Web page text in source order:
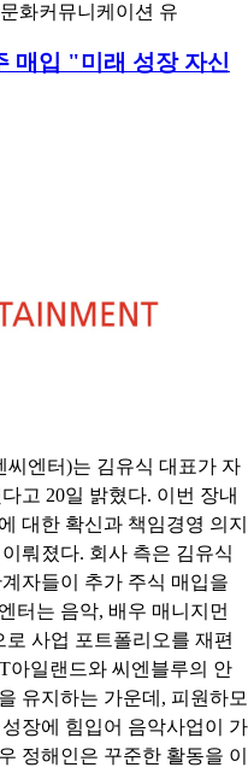
화커뮤니케이션 유
매입 "미래 성장 자신
엔터)는 김유식 대표가 자
고 20일 밝혔다. 이번 장내
대한 확신과 책임경영 의지
뤄졌다. 회사 측은 김유식
자들이 추가 주식 매입을
터는 음악, 배우 매니지먼
사업 포트폴리오를 재편
아일랜드와 씨엔블루의 안
유지하는 가운데, 피원하모
장에 힘입어 음악사업이 가
정해인은 꾸준한 활동을 이